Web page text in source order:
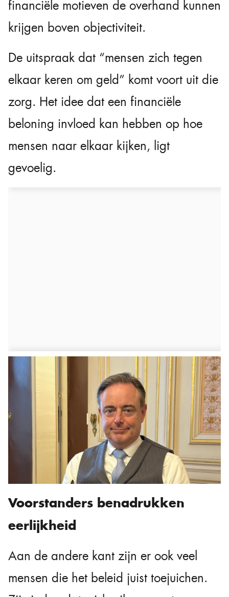
financiële motieven de overhand kunnen
krijgen boven objectiviteit.
De uitspraak dat “mensen zich tegen
elkaar keren om geld” komt voort uit die
zorg. Het idee dat een financiële
beloning invloed kan hebben op hoe
mensen naar elkaar kijken, ligt
gevoelig.
Voorstanders benadrukken
eerlijkheid
Aan de andere kant zijn er ook veel
mensen die het beleid juist toejuichen.